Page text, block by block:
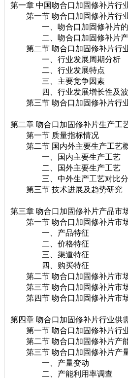
第一章 中国吻合口加固修补片行
第一节 吻合口加固修补片行
一、吻合口加固修补片的
二、吻合口加固修补片产
第二节 吻合口加固修补片行
一、行业发展周期分析
二、行业发展特点
三、主要竞争因素
四、行业发展增长性及波
第三节 吻合口加固修补片行
第二章 吻合口加固修补片生产工
第一节 质量指标情况
第二节 国内外主要生产工艺
一、国内主要生产工艺
二、国外主要生产工艺
三、中外生产工艺对比分
第三节 技术进展及趋势研究
第三章 吻合口加固修补片产品市
第一节 吻合口加固修补片市
一、产品特征
二、价格特征
三、渠道特征
四、购买特征
第二节 吻合口加固修补片市
第三节 吻合口加固修补片市
第四节 吻合口加固修补片市
第四章 吻合口加固修补片行业供
第一节 吻合口加固修补片行
第二节 吻合口加固修补片产
第三节 吻合口加固修补片产
一、产量变动
二、产能利用率调查